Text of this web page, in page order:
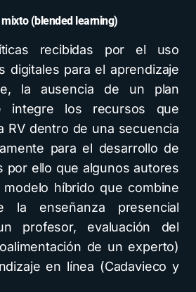
(blended learning)
recibidas por el uso
digitales para el aprendizaje
la ausencia de un plan
integre los recursos que
RV dentro de una secuencia
para el desarrollo de
por ello que algunos autores
híbrido que combine
la enseñanza presencial
profesor, evaluación del
de un experto)
en línea (Cadavieco y